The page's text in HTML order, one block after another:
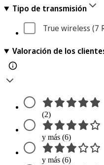
Tipo de transmisión
True wireless (7
Valoración de los
(2)
y más (6)
y más (6)